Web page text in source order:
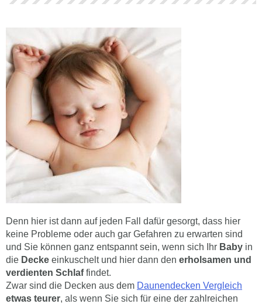
Denn hier ist dann auf jeden Fall dafür gesorgt, dass hier
keine Probleme oder auch gar Gefahren zu erwarten sind
und Sie können ganz entspannt sein, wenn sich Ihr Baby in
die Decke einkuschelt und hier dann den erholsamen und
verdienten Schlaffindet.
Zwar sind die Decken aus dem Daunendecken Vergleich
etwas teurer, als wenn Sie sich für eine der zahlreichen